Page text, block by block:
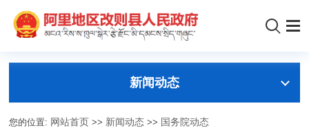
新闻动态
您的位置: 网站首页 >> 新闻动态 >> 国务院动态